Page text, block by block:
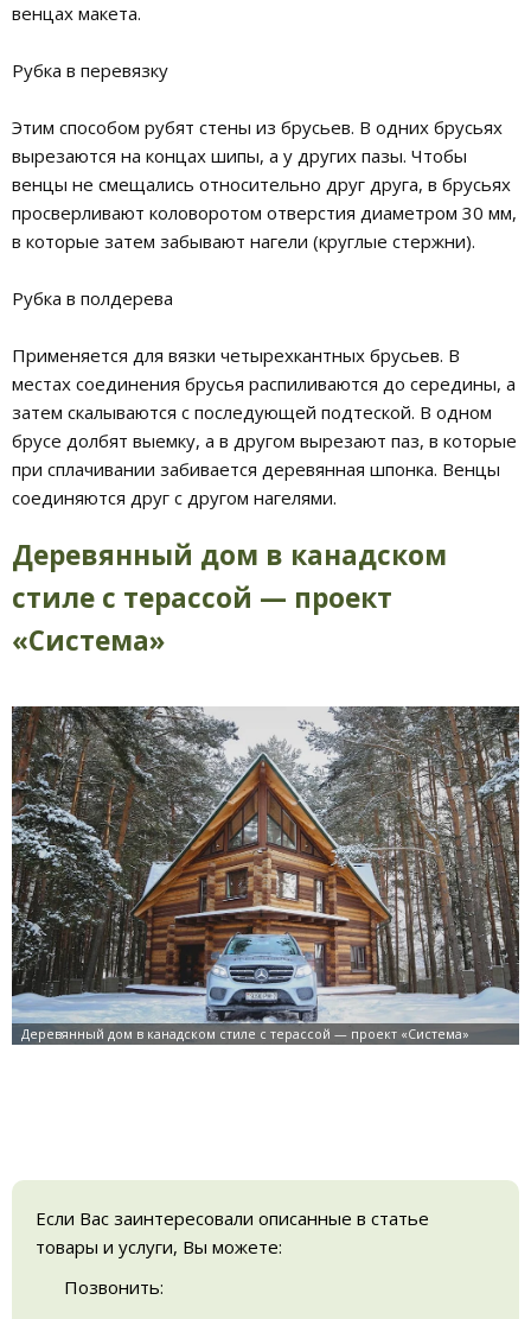
венцах макета.
Рубка в перевязку
Этим способом рубят стены из брусьев. В одних брусьях
вырезаются на концах шипы, а у других пазы. Чтобы
венцы не смещались относительно друг друга, в брусьях
просверливают коловоротом отверстия диаметром 30 мм,
в которые затем забывают нагели (круглые стержни).
Рубка в полдерева
Применяется для вязки четырехкантных брусьев. В
местах соединения брусья распиливаются до середины, а
затем скалываются с последующей подтеской. В одном
брусе долбят выемку, а в другом вырезают паз, в которые
при сплачивании забивается деревянная шпонка. Венцы
соединяются друг с другом нагелями.
Деревянный дом в канадском
стиле с терассой — проект
«Система»
Если Вас заинтересовали описанные в статье
товары и услуги, Вы можете:
Позвонить: